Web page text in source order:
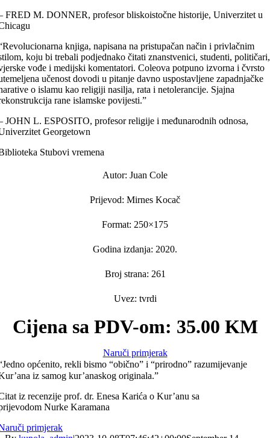
FRED M. DONNER, profesor bliskoistočne historije, Univerzitet u
knjiga, napisana na pristupačan način i privlačnim
koju bi trebali podjednako čitati znanstvenici, studenti, političari,
vođe i medijski komentatori. Coleova potpuno izvorna i čvrsto
učenost dovodi u pitanje davno uspostavljene zapadnjačke
o islamu kao religiji nasilja, rata i netolerancije. Sjajna
rane islamske povijesti.”
JOHN L. ESPOSITO, profesor religije i međunarodnih odnosa,
Georgetown
Stubovi vremena
Autor: Juan Cole
Prijevod: Mirnes Kocač
Format: 250×175
Godina izdanja: 2020.
Broj strana: 261
Uvez: tvrdi
Cijena sa PDV-om: 35.00 KM
Naruči primjerak
općenito, rekli bismo “obično” i “prirodno” razumijevanje
iz samog kur’anaskog originala.”
iz recenzije prof. dr. Enesa Karića o Kur’anu sa
Nurke Karamana
primjerak